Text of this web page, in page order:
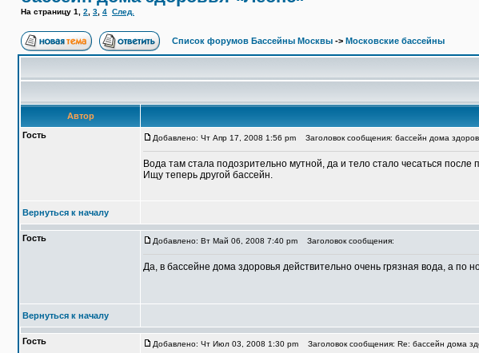
На страницу 1 2 3 4 След.
Список форумов Бассейны Москвы -> Московские бассейны
Автор
Гость
Добавлено: Чт Апр 17, 2008 1:56 pm Заголовок сообщения: бассейн дома
Вода там стала подозрительно мутной, да и тело стало чесаться
Ищу теперь другой бассейн.
Вернуться к началу
Гость Добавлено: Вт Май 06, 2008 7:40 pm Заголовок сообщения:
Да, в бассейне дома здоровья действительно очень грязная вода, а по
Вернуться к началу
Гость Добавлено: Чт Июл 03, 2008 1:30 pm Заголовок сообщения: Re: бассейн дома